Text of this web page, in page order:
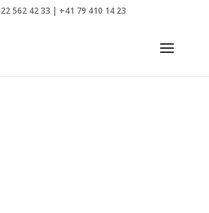
562 42 33 | +41 79 410 14 23